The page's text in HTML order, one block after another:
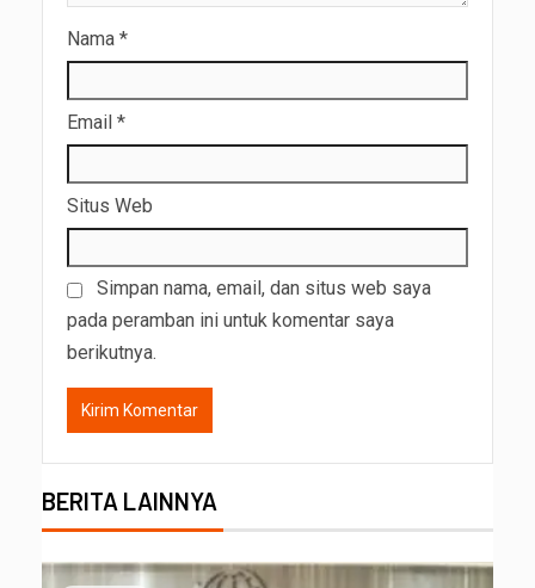
Nama *
Email *
Situs Web
Simpan nama, email, dan situs web saya
pada peramban ini untuk komentar saya
berikutnya.
BERITA LAINNYA